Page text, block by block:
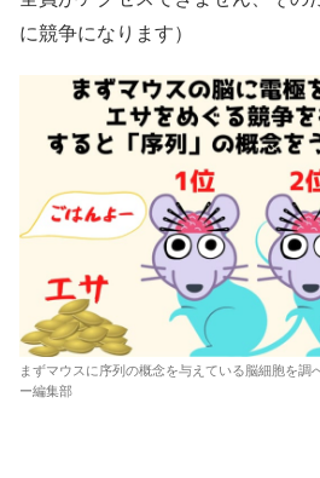
に競争になります）
まずマウスに序列の概念を与えている脳細胞を
ー編集部